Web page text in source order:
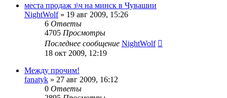
места продаж з\ч на минск в Чувашии
NightWolf» 19 авг 2009, 15:26
6 Ответы
4705 Просмотры
Последнее сообщение NightWolf
18 окт 2009, 12:19
Между прочим!
fanatyk » 27 авг 2009, 16:12
0 Ответы